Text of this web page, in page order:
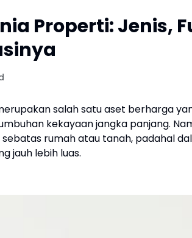
Properti: Jenis,
salah satu aset berharga
kekayaan jangka panjang.
rumah atau tanah, padahal
jauh lebih luas.